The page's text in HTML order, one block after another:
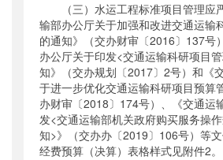
（三）水运工程标准项目管理应
输部办公厅关于加强和改进交通运输
的通知》（交办财审〔2016〕137号
办公厅关于印发<交通运输科研项目
知》（交办规划〔2017〕2号）和《
于进一步优化交通运输科研项目预算
办财审〔2018〕174号）、《交通运
发<交通运输部机关政府购买服务操
知>》（交办办〔2019〕106号）等
经费预算（决算）表格样式见附件2。